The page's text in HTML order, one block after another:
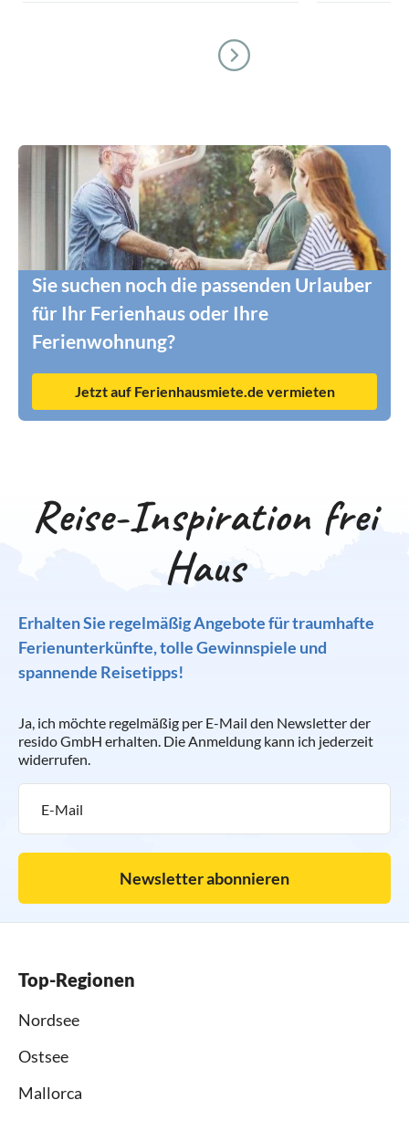
Sie suchen noch die passenden Urlauber
für Ihr Ferienhaus oder Ihre
Ferienwohnung?
Jetzt auf Ferienhausmiete.de vermieten
Reise-Inspiration frei
Haus
Erhalten Sie regelmäßig Angebote für traumhafte
Ferienunterkünfte, tolle Gewinnspiele und
spannende Reisetipps!
Ja, ich möchte regelmäßig per E-Mail den Newsletter der
resido GmbH erhalten. Die Anmeldung kann ich jederzeit
widerrufen.
Newsletter abonnieren
Top-Regionen
Nordsee
Ostsee
Mallorca